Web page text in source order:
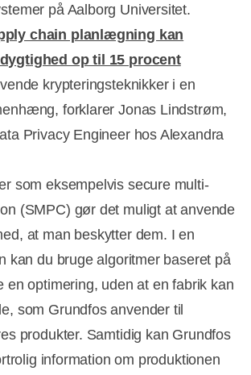
på Aalborg Universitet.
chain planlægning kan
op til 15 procent
krypteringsteknikker i en
forklarer Jonas Lindstrøm,
Privacy Engineer hos Alexandra
som eksempelvis secure multi-
(SMPC) gør det muligt at anvende
at man beskytter dem. I en
kan du bruge algoritmer baseret på
en optimering, uden at en fabrik kan
som Grundfos anvender til
produkter. Samtidig kan Grundfos
information om produktionen